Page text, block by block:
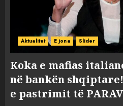
Aktualitet E jona Slider
Koka e mafias
në bankën
e pastrimit të